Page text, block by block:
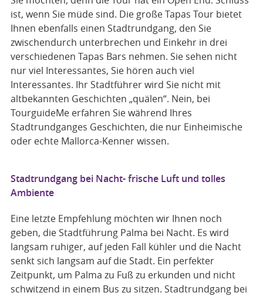
ist, wenn Sie müde sind. Die große Tapas Tour bietet
Ihnen ebenfalls einen Stadtrundgang, den Sie
zwischendurch unterbrechen und Einkehr in drei
verschiedenen Tapas Bars nehmen. Sie sehen nicht
nur viel Interessantes, Sie hören auch viel
Interessantes. Ihr Stadtführer wird Sie nicht mit
altbekannten Geschichten „quälen“. Nein, bei
TourguideMe erfahren Sie während Ihres
Stadtrundganges Geschichten, die nur Einheimische
oder echte Mallorca-Kenner wissen.
Stadtrundgang bei Nacht- frische Luft und tolles
Ambiente
Eine letzte Empfehlung möchten wir Ihnen noch
geben, die Stadtführung Palma bei Nacht. Es wird
langsam ruhiger, auf jeden Fall kühler und die Nacht
senkt sich langsam auf die Stadt. Ein perfekter
Zeitpunkt, um Palma zu Fuß zu erkunden und nicht
schwitzend in einem Bus zu sitzen. Stadtrundgang bei